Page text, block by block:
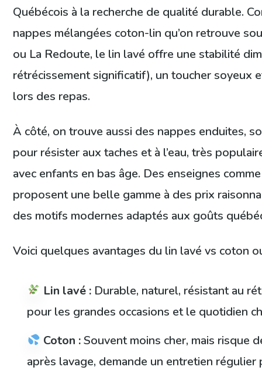
Québécois à la recherche de qualité durable.
nappes mélangées coton-lin qu’on retrouve
ou La Redoute, le lin lavé offre une stabilité
rétrécissement significatif), un toucher soyeux
lors des repas.
À côté, on trouve aussi des nappes enduites,
pour résister aux taches et à l’eau, très
avec enfants en bas âge. Des enseignes
proposent une belle gamme à des prix
des motifs modernes adaptés aux goûts
Voici quelques avantages du lin lavé vs coton
Lin lavé : Durable, naturel, résistant au
pour les grandes occasions et le quotidien
Coton :Souvent moins cher, mais risque
après lavage, demande un entretien